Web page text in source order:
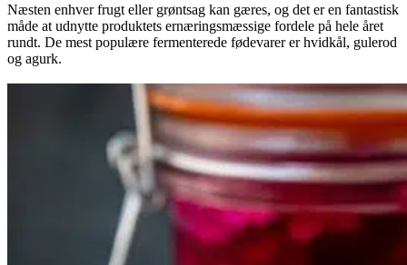
Næsten enhver frugt eller grøntsag kan gæres, og det er en fantastisk
måde at udnytte produktets ernæringsmæssige fordele på hele året
rundt. De mest populære fermenterede fødevarer er hvidkål, gulerod
og agurk.